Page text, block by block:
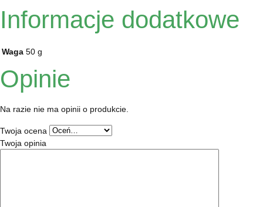
Informacje dodatkowe
Waga 50 g
Opinie
Na razie nie ma opinii o produkcie.
Twoja ocena
Twoja opinia